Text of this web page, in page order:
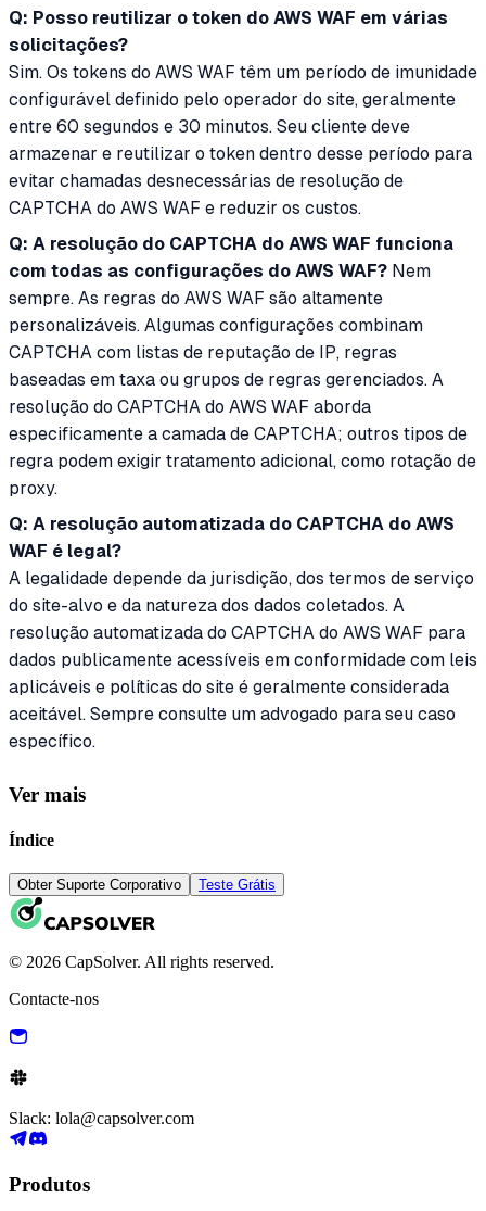
Q: Posso reutilizar o token do AWS WAF em várias
solicitações?
Sim. Os tokens do AWS WAF têm um período de imunidade
configurável definido pelo operador do site, geralmente
entre 60 segundos e 30 minutos. Seu cliente deve
armazenar e reutilizar o token dentro desse período para
evitar chamadas desnecessárias de resolução de
CAPTCHA do AWS WAF e reduzir os custos.
Q: A resolução do CAPTCHA do AWS WAF funciona
com todas as configurações do AWS WAF? Nem
sempre. As regras do AWS WAF são altamente
personalizáveis. Algumas configurações combinam
CAPTCHA com listas de reputação de IP, regras
baseadas em taxa ou grupos de regras gerenciados. A
resolução do CAPTCHA do AWS WAF aborda
especificamente a camada de CAPTCHA; outros tipos de
regra podem exigir tratamento adicional, como rotação de
proxy.
Q: A resolução automatizada do CAPTCHA do AWS
WAF é legal?
A legalidade depende da jurisdição, dos termos de serviço
do site-alvo e da natureza dos dados coletados. A
resolução automatizada do CAPTCHA do AWS WAF para
dados publicamente acessíveis em conformidade com leis
aplicáveis e políticas do site é geralmente considerada
aceitável. Sempre consulte um advogado para seu caso
específico.
Ver mais
Índice
Obter Suporte Corporativo Teste Grátis
© 2026 CapSolver. All rights reserved.
Contacte-nos
Slack: lola@capsolver.com
Produtos